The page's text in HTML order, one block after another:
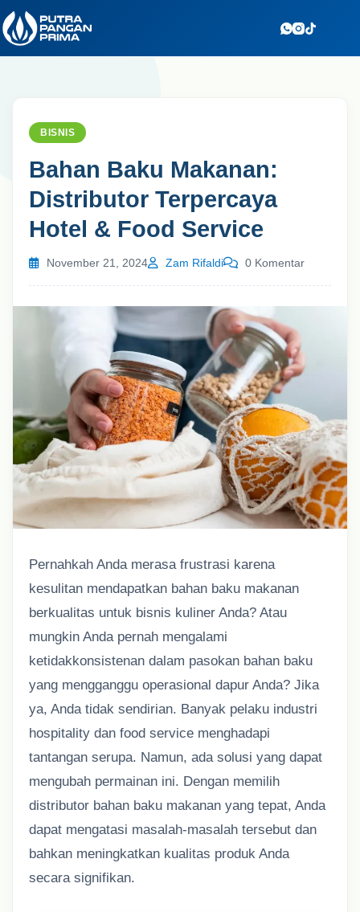
to
content
BISNIS
Bahan Baku Makanan:
Distributor Terpercaya
Hotel & Food Service
November 21, 2024 Zam Rifaldi 0 Komentar
Pernahkah Anda merasa frustrasi karena
kesulitan mendapatkan bahan baku makanan
berkualitas untuk bisnis kuliner Anda? Atau
mungkin Anda pernah mengalami
ketidakkonsistenan dalam pasokan bahan baku
yang mengganggu operasional dapur Anda? Jika
ya, Anda tidak sendirian. Banyak pelaku industri
hospitality dan food service menghadapi
tantangan serupa. Namun, ada solusi yang dapat
mengubah permainan ini. Dengan memilih
distributor bahan baku makanan yang tepat, Anda
dapat mengatasi masalah-masalah tersebut dan
bahkan meningkatkan kualitas produk Anda
secara signifikan.